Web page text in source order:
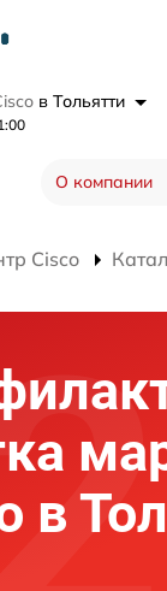
в Тольятти
О компании
Cisco
в